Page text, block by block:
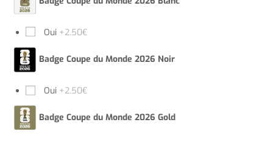
Oui +2.50€
Badge Coupe du Monde 2026 Noir
Oui +2.50€
Badge Coupe du Monde 2026 Gold